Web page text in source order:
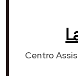
Centro